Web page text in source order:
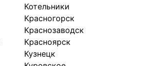
Котельники
Красногорск
Краснозаводск
Красноярск
Кузнецк